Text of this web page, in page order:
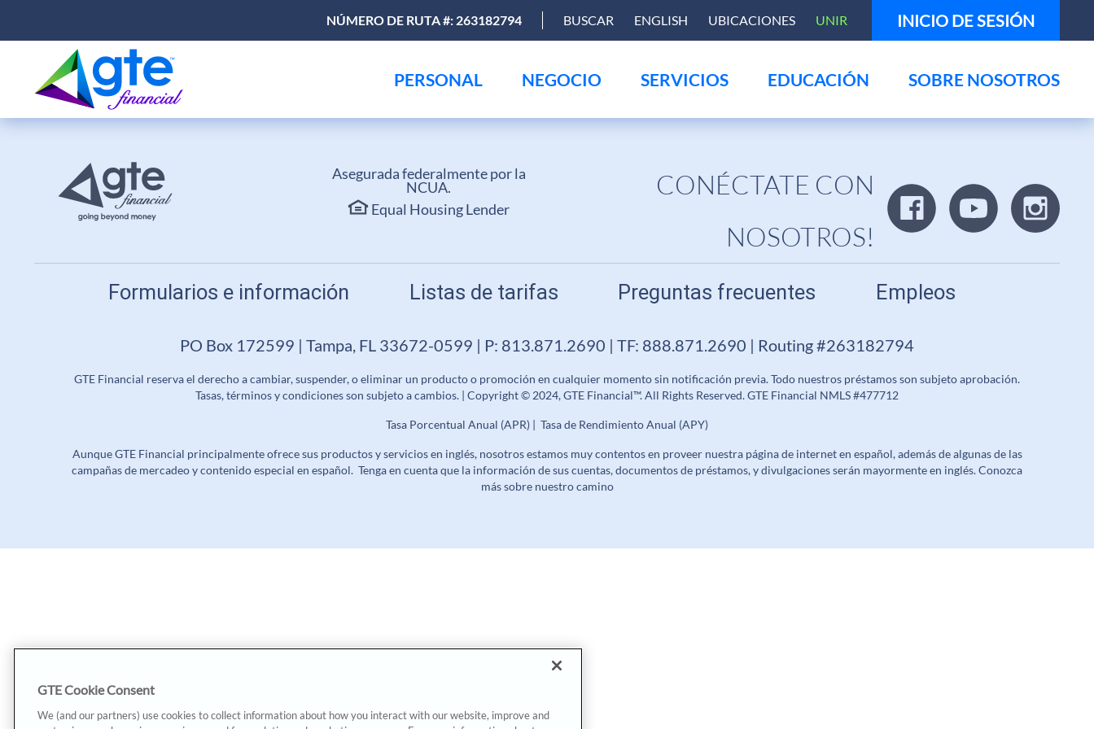
NÚMERO DE RUTA #: 263182794 BUSCAR ENGLISH UBICACIONES UNIR INICIO DE SESIÓN
PERSONAL NEGOCIO SERVICIOS EDUCACIÓN SOBRE NOSOTROS
Asegurada federalmente por la
NCUA.
Equal Housing Lender
CONÉCTATE CON
NOSOTROS!
Formularios e información Listas de tarifas Preguntas frecuentes Empleos
PO Box 172599 | Tampa, FL 33672-0599 | P: 813.871.2690 | TF: 888.871.2690 | Routing #263182794
GTE Financial reserva el derecho a cambiar, suspender, o eliminar un producto o promoción en cualquier momento sin notificación previa. Todo nuestros préstamos son subjeto aprobación.
Tasas, términos y condiciones son subjeto a cambios. | Copyright © 2024, GTE Financial™. All Rights Reserved. GTE Financial NMLS #477712
Tasa Porcentual Anual (APR) | Tasa de Rendimiento Anual (APY)
Aunque GTE Financial principalmente ofrece sus productos y servicios en inglés, nosotros estamos muy contentos en proveer nuestra página de internet en español, además de algunas de las
campañas de mercadeo y contenido especial en español. Tenga en cuenta que la información de sus cuentas, documentos de préstamos, y divulgaciones serán mayormente en inglés. Conozca
más sobre nuestro camino
GTE Cookie Consent
We (and our partners) use cookies to collect information about how you interact with our website, improve and